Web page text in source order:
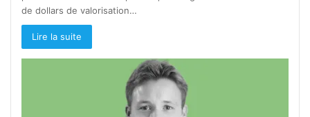
de dollars de valorisation…
Lire la suite